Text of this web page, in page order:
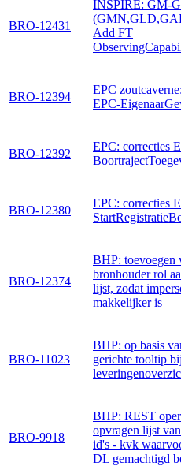
BRO-12431
INSPIRE: GM-
Add FT
BRO-12394
EPC
EPC-
BRO-12392
EPC: correcties
BRO-12380
EPC: correcties
BRO-12374
BHP: toevoegen
bronhouder rol
lijst, zodat
makkelijker is
BRO-11023
BHP: op basis
gerichte tooltip
BRO-9918
BHP: REST
opvragen lijst
id's - kvk
DL gemachtigd